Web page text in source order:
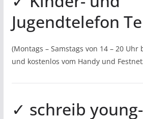
Jugendtelefon
(Montags – Samstags von 14 – 20
und kostenlos vom Handy und
✓ schreib young-